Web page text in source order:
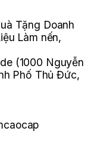
Tặng Doanh
Làm nến,
(1000 Nguyễn
Phố Thủ Đức,